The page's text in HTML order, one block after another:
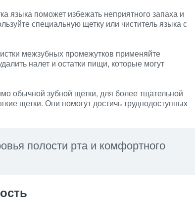
языка поможет избежать неприятного запаха и
специальную щетку или чиститель языка с
межзубных промежутков применяйте
налет и остатки пищи, которые могут
обычной зубной щетки, для более тщательной
щетки. Они помогут достичь труднодоступных
полости рта и комфортного